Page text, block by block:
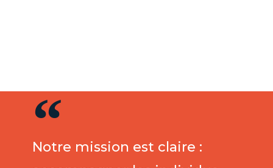
Notre mission est claire :